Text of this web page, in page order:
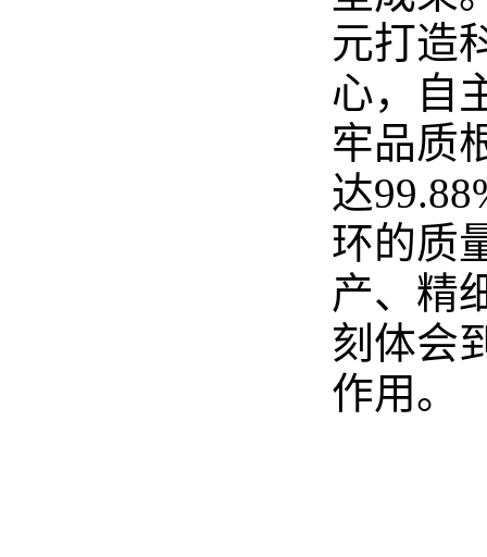
元打造
心，自
牢品质
达
环的质
产、精
刻体会
作用。